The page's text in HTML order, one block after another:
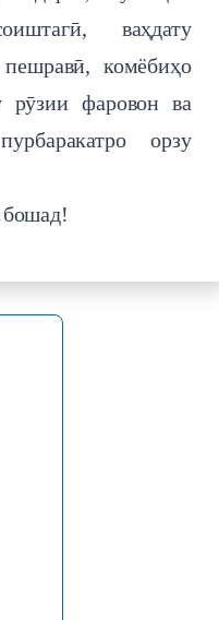
ваҳдату
комёбиҳо
рӯзии фаровон ва
орзу